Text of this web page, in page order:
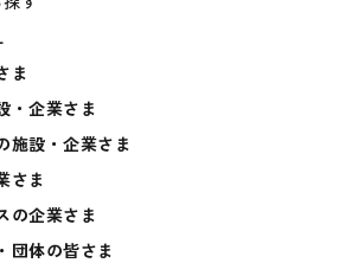
ま
・企業さま
施設・企業さま
さま
の企業さま
団体の皆さま